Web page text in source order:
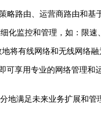
路由、运营商路由和基
监控和管理，如：限
将有线网络和无线网络
享用专业的网络管理
满足未来业务扩展和管